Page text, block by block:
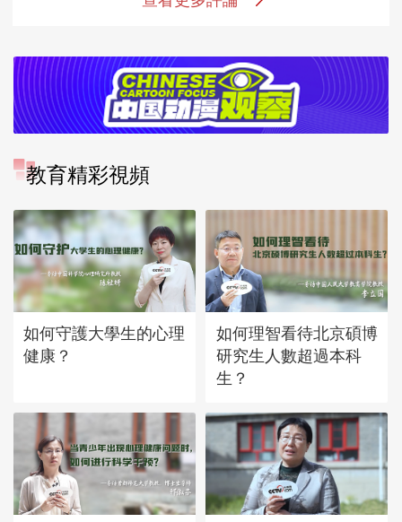
教育精彩視頻
如何守護大學生的心理
健康？
如何理智看待北京碩博
研究生人數超過本科
生？